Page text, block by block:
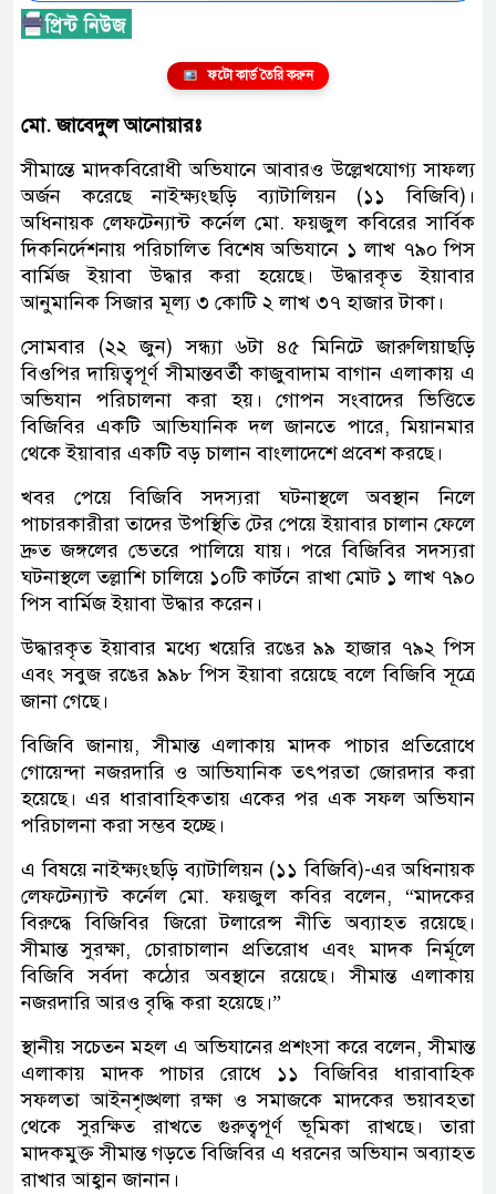
ফটো কার্ড তৈরি করুন
মো. জাবেদুল আনোয়ারঃ
সীমান্তে মাদকবিরোধী অভিযানে আবারও উল্লেখযোগ্য সাফল্য
অর্জন করেছে নাইক্ষ্যংছড়ি ব্যাটালিয়ন (১১ বিজিবি)।
অধিনায়ক লেফটেন্যান্ট কর্নেল মো. ফয়জুল কবিরের সার্বিক
দিকনির্দেশনায় পরিচালিত বিশেষ অভিযানে ১ লাখ ৭৯০ পিস
বার্মিজ ইয়াবা উদ্ধার করা হয়েছে। উদ্ধারকৃত ইয়াবার
আনুমানিক সিজার মূল্য ৩ কোটি ২ লাখ ৩৭ হাজার টাকা।
সোমবার (২২ জুন) সন্ধ্যা ৬টা ৪৫ মিনিটে জারুলিয়াছড়ি
বিওপির দায়িত্বপূর্ণ সীমান্তবর্তী কাজুবাদাম বাগান এলাকায় এ
অভিযান পরিচালনা করা হয়। গোপন সংবাদের ভিত্তিতে
বিজিবির একটি আভিযানিক দল জানতে পারে, মিয়ানমার
থেকে ইয়াবার একটি বড় চালান বাংলাদেশে প্রবেশ করছে।
খবর পেয়ে বিজিবি সদস্যরা ঘটনাস্থলে অবস্থান নিলে
পাচারকারীরা তাদের উপস্থিতি টের পেয়ে ইয়াবার চালান ফেলে
দ্রুত জঙ্গলের ভেতরে পালিয়ে যায়। পরে বিজিবির সদস্যরা
ঘটনাস্থলে তল্লাশি চালিয়ে ১০টি কার্টনে রাখা মোট ১ লাখ ৭৯০
পিস বার্মিজ ইয়াবা উদ্ধার করেন।
উদ্ধারকৃত ইয়াবার মধ্যে খয়েরি রঙের ৯৯ হাজার ৭৯২ পিস
এবং সবুজ রঙের ৯৯৮ পিস ইয়াবা রয়েছে বলে বিজিবি সূত্রে
জানা গেছে।
বিজিবি জানায়, সীমান্ত এলাকায় মাদক পাচার প্রতিরোধে
গোয়েন্দা নজরদারি ও আভিযানিক তৎপরতা জোরদার করা
হয়েছে। এর ধারাবাহিকতায় একের পর এক সফল অভিযান
পরিচালনা করা সম্ভব হচ্ছে।
এ বিষয়ে নাইক্ষ্যংছড়ি ব্যাটালিয়ন (১১ বিজিবি)-এর অধিনায়ক
লেফটেন্যান্ট কর্নেল মো. ফয়জুল কবির বলেন, “মাদকের
বিরুদ্ধে বিজিবির জিরো টলারেন্স নীতি অব্যাহত রয়েছে।
সীমান্ত সুরক্ষা, চোরাচালান প্রতিরোধ এবং মাদক নির্মূলে
বিজিবি সর্বদা কঠোর অবস্থানে রয়েছে। সীমান্ত এলাকায়
নজরদারি আরও বৃদ্ধি করা হয়েছে।”
স্থানীয় সচেতন মহল এ অভিযানের প্রশংসা করে বলেন, সীমান্ত
এলাকায় মাদক পাচার রোধে ১১ বিজিবির ধারাবাহিক
সফলতা আইনশৃঙ্খলা রক্ষা ও সমাজকে মাদকের ভয়াবহতা
থেকে সুরক্ষিত রাখতে গুরুত্বপূর্ণ ভূমিকা রাখছে। তারা
মাদকমুক্ত সীমান্ত গড়তে বিজিবির এ ধরনের অভিযান অব্যাহত
রাখার আহ্বান জানান।